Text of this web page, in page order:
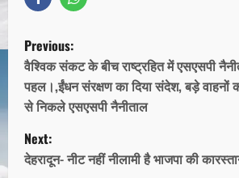
Previous:
वैश्विक संकट के बीच राष्ट्रहित में एसएसपी
पहल।,ईंधन संरक्षण का दिया संदेश, बड़े वाहनों
से निकले एसएसपी नैनीताल
Next:
देहरादून- नीट नहीं नीलामी है भाजपा की